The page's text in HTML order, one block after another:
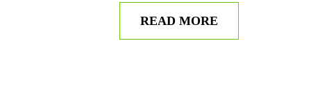
READ MORE